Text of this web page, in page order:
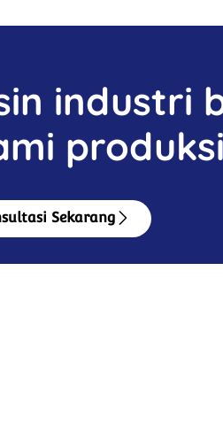
industri
Sekarang